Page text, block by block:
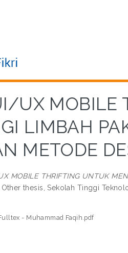
UX MOBILE
LIMBAH
METODE
MOBILE THRIFTING UNTUK
Other thesis, Sekolah Tinggi
- Muhammad Faqih.pdf